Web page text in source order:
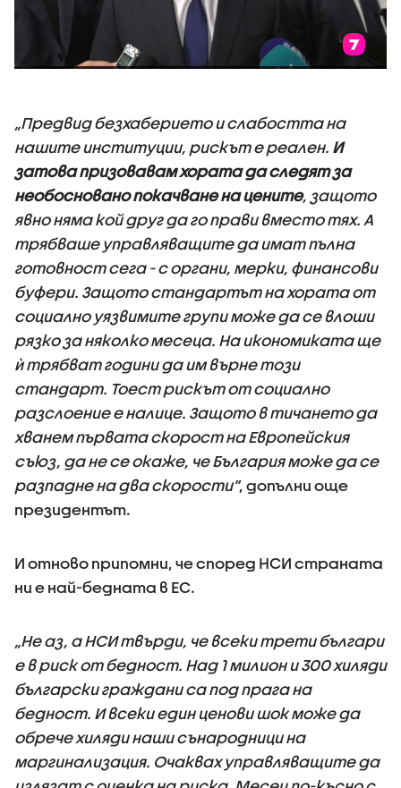
„Предвид безхаберието и слабостта на
нашите институции, рискът е реален. И
затова призовавам хората да следят за
необосновано покачване на цените, защото
явно няма кой друг да го прави вместо тях. А
трябваше управляващите да имат пълна
готовност сега - с органи, мерки, финансови
буфери. Защото стандартът на хората от
социално уязвимите групи може да се влоши
рязко за няколко месеца. На икономиката ще
ѝ трябват години да им върне този
стандарт. Тоест рискът от социално
разслоение е налице. Защото в тичането да
хванем първата скорост на Европейския
съюз, да не се окаже, че България може да се
разпадне на два скорости”, допълни още
президентът.
И отново припомни, че според НСИ страната
ни е най-бедната в ЕС.
„Не аз, а НСИ твърди, че всеки трети българи
е в риск от бедност. Над 1 милион и 300 хиляди
български граждани са под прага на
бедност. И всеки един ценови шок може да
обрече хиляди наши сънародници на
маргинализация. Очаквах управляващите да